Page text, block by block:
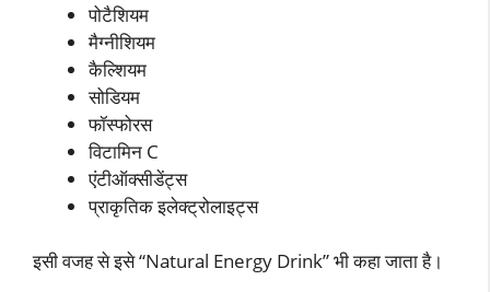
पोटैशियम
मैग्नीशियम
कैल्शियम
सोडियम
फॉस्फोरस
विटामिन C
एंटीऑक्सीडेंट्स
प्राकृतिक इलेक्ट्रोलाइट्स
इसी वजह से इसे “Natural Energy Drink” भी कहा जाता है।